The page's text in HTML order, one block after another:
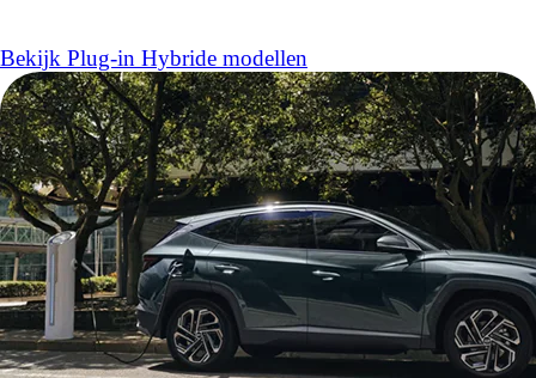
Bekijk Plug-in Hybride modellen